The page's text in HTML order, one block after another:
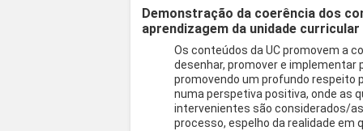
Demonstração da coerência dos
aprendizagem da unidade curricular
Os conteúdos da UC promovem a
desenhar, promover e
promovendo um profundo respeito
numa perspetiva positiva, onde as
intervenientes são considerados/
processo, espelho da realidade